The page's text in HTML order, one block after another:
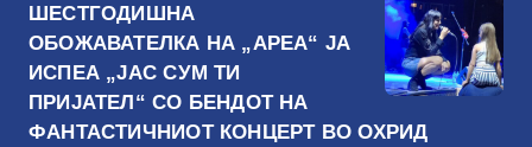
ШЕСТГОДИШНА
ОБОЖАВАТЕЛКА НА „АРЕА“ ЈА
ИСПЕА „ЈАС СУМ ТИ
ПРИЈАТЕЛ“ СО БЕНДОТ НА
ФАНТАСТИЧНИОТ КОНЦЕРТ ВО ОХРИД